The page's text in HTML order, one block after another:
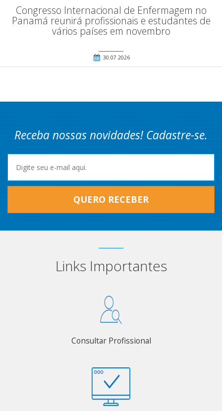
Congresso Internacional de Enfermagem no
Panamá reunirá profissionais e estudantes de
vários países em novembro
30.07.2026
Receba nossas novidades! Cadastre-se.
QUERO RECEBER
Links Importantes
Consultar Profissional